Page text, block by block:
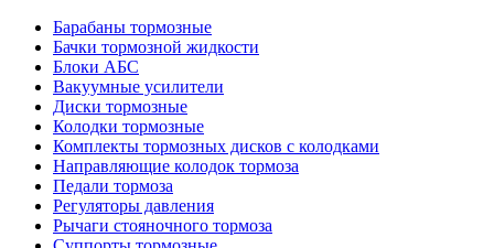
Барабаны тормозные
Бачки тормозной жидкости
Блоки АБС
Вакуумные усилители
Диски тормозные
Колодки тормозные
Комплекты тормозных дисков с колодками
Направляющие колодок тормоза
Педали тормоза
Регуляторы давления
Рычаги стояночного тормоза